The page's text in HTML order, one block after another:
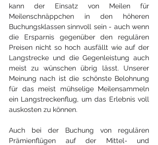
kann der Einsatz von Meilen für
Meilenschnäppchen in den höheren
Buchungsklassen sinnvoll sein - auch wenn
die Ersparnis gegenüber den regulären
Preisen nicht so hoch ausfällt wie auf der
Langstrecke und die Gegenleistung auch
meist zu wünschen übrig lässt. Unserer
Meinung nach ist die schönste Belohnung
für das meist mühselige Meilensammeln
ein Langstreckenflug, um das Erlebnis voll
auskosten zu können.
Auch bei der Buchung von regulären
Prämienflügen auf der Mittel- und